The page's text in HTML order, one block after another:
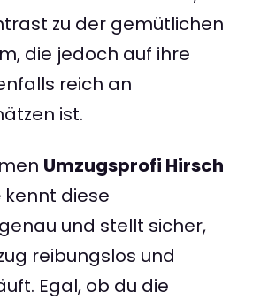
zu der gemütlichen
die jedoch auf ihre
reich an
ist.
Umzugsprofi Hirsch
kennt diese
und stellt sicher,
reibungslos und
Egal, ob du die